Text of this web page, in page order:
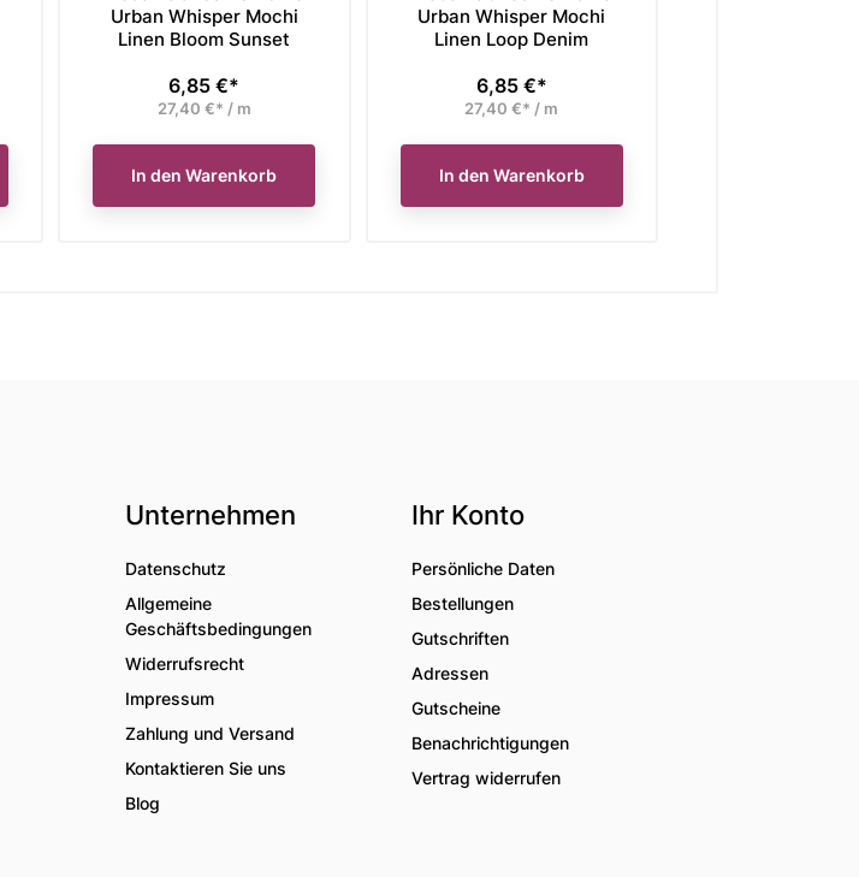
Urban Whisper Mochi
Linen Bloom Sunset
Preis
6,85 €*
27,40 €* / m
In den Warenkorb
Urban Whisper Mochi
Linen Loop Denim
Preis
6,85 €*
27,40 €* / m
In den Warenkorb
Unternehmen
Datenschutz
Allgemeine
Geschäftsbedingungen
Widerrufsrecht
Impressum
Zahlung und Versand
Kontaktieren Sie uns
Blog
Ihr Konto
Persönliche Daten
Bestellungen
Gutschriften
Adressen
Gutscheine
Benachrichtigungen
Vertrag widerrufen